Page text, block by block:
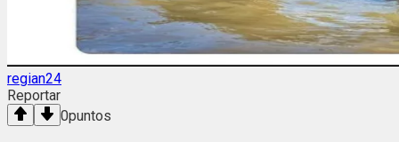
regian24
Reportar
0puntos